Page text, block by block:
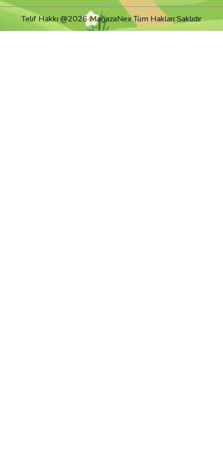
Telif Hakkı @2026 MağazaNex Tüm Hakları Saklıdır